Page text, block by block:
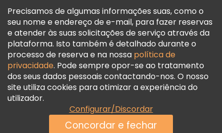
Política De Cookies
Freetour Prémios
Programa De Fidelidade
Precisamos de algumas informações suas, como o
seu nome e endereço de e-mail, para fazer reservas
e atender às suas solicitações de serviço através da
plataforma. Isto também é detalhado durante o
processo de reserva e na nossa política de
privacidade. Pode sempre opor-se ao tratamento
dos seus dados pessoais contactando-nos. O nosso
site utiliza cookies para otimizar a experiência do
utilizador.
Configurar/Discordar
Concordar e fechar